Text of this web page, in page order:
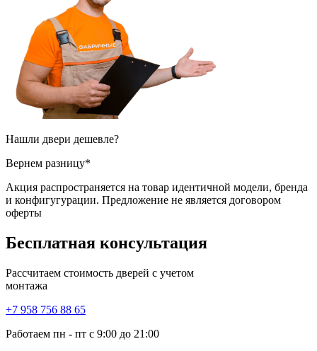
Нашли двери дешевле?
Вернем разницу*
Акция распространяется на товар идентичной модели, бренда
и конфигугурации. Предложение не является договором
оферты
Бесплатная консультация
Рассчитаем стоимость дверей с учетом
монтажа
+7 958 756 88 65
Работаем пн - пт с 9:00 до 21:00